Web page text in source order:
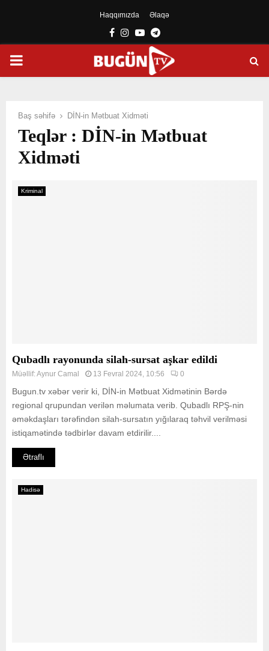
Haqqımızda Əlaqə
Facebook
Instagram
YoutubeTelegram
PRIMARY
Baş səhifə DİN-in Mətbuat Xidməti
Teqlər : DİN-in Mətbuat
Xidməti
Kriminal
Qubadlı rayonunda silah-sursat aşkar edildi
Müəllif:Aynur Camal 13 Fevral 2024, 10:56 0
Bugun.tv xəbər verir ki, DİN-in Mətbuat Xidmətinin Bərdə
regional qrupundan verilən məlumata verib. Qubadlı RPŞ-nin
əməkdaşları tərəfindən silah-sursatın yığılaraq təhvil verilməsi
istiqamətində tədbirlər davam etdirilir....
Ətraflı
Hadisə